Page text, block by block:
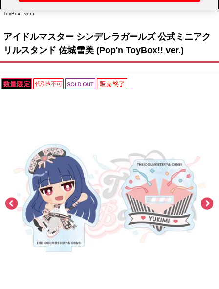
ASOBI STORE TOP
ゲーム 電子書籍
CD / Blu-ray
EVENT
プレミアム会員とは
アイドルマスター SideM
学園アイドルマスター
電音部
太鼓の達人
ACE COMBAT
パックマン
ToyBox!! ver.)
アイドルマスター シンデレラガールズ 公式ミニアク
リルスタンド 佐城雪美 (Pop'n ToyBox!! ver.)